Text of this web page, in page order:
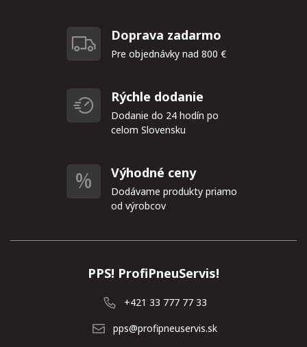
Doprava zadarmo
Pre objednávky nad 800 €
Rýchle dodanie
Dodanie do 24 hodín po
celom Slovensku
Výhodné ceny
Dodávame produkty priamo
od výrobcov
PPS! ProfiPneuServis!
+421 33 777 77 33
pps@profipneuservis.sk